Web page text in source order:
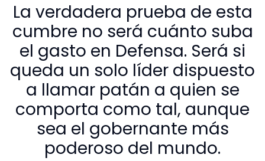
La verdadera prueba de esta
cumbre no será cuánto suba
el gasto en Defensa. Será si
queda un solo líder dispuesto
a llamar patán a quien se
comporta como tal, aunque
sea el gobernante más
poderoso del mundo.